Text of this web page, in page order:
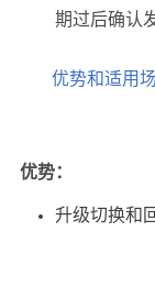
优势和适用
优势：
升级切换和